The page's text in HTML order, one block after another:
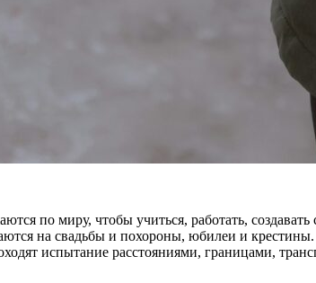
по миру, чтобы учиться, работать,
на свадьбы и похороны, юбилеи и крестины.
испытание расстояниями, границами,